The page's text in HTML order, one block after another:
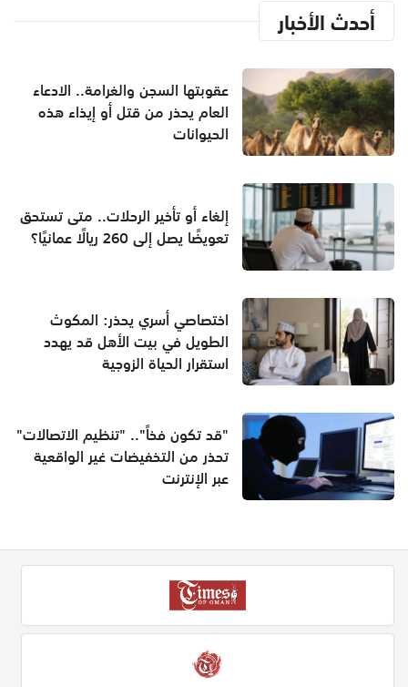
أحدث الأخبار
عقوبتها السجن والغرامة.. الادعاء
العام يحذر من قتل أو إيذاء هذه
الحيوانات
إلغاء أو تأخير الرحلات.. متى تستحق
تعويضًا يصل إلى 260 ريالًا عمانيًا؟
اختصاصي أسري يحذر: المكوث
الطويل في بيت الأهل قد يهدد
استقرار الحياة الزوجية
"قد تكون فخاً".. "تنظيم الاتصالات"
تحذر من التخفيضات غير الواقعية
عبر الإنترنت